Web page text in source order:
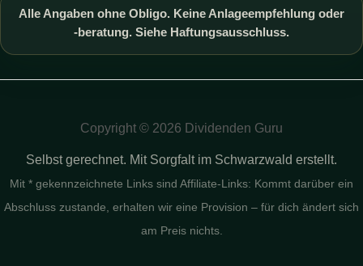
Alle Angaben ohne Obligo. Keine Anlageempfehlung oder
-beratung. Siehe Haftungsausschluss.
Copyright © 2026 Dividenden Guru
Selbst gerechnet. Mit Sorgfalt im Schwarzwald erstellt.
Mit * gekennzeichnete Links sind Affiliate-Links: Kommt darüber ein
Abschluss zustande, erhalten wir eine Provision – für dich ändert sich
am Preis nichts.